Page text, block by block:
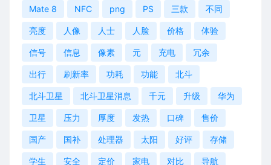
Mate 8 NFC png PS 三款 不同
亮度 人像 人士 人脸 价格 体验
信号 信息 像素 元 充电 冗余
出行 刷新率 功耗 功能 北斗
北斗卫星 北斗卫星消息 千元 升级 华为
卫星 压力 厚度 发热 口碑 售价
国产 国补 处理器 太阳 好评 存储
学生 安全 定价 家电 对比 导航